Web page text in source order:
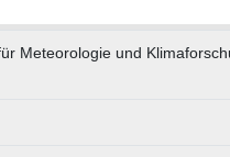
Meteorologie und